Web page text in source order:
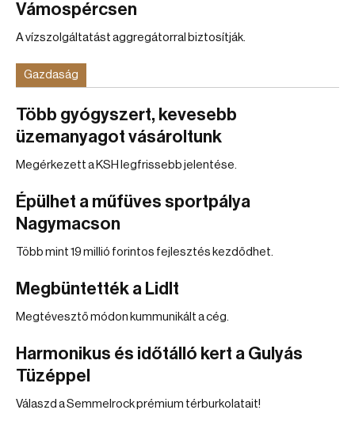
Vámospércsen
A vízszolgáltatást aggregátorral biztosítják.
Gazdaság
Több gyógyszert, kevesebb
üzemanyagot vásároltunk
Megérkezett a KSH legfrissebb jelentése.
Épülhet a műfüves sportpálya
Nagymacson
Több mint 19 millió forintos fejlesztés kezdődhet.
Megbüntették a Lidlt
Megtévesztő módon kummunikált a cég.
Harmonikus és időtálló kert a Gulyás
Tüzéppel
Válaszd a Semmelrock prémium térburkolatait!